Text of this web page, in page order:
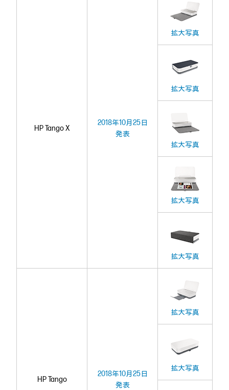
HP Tango X
2018年10月25日
発表
拡大写真
拡大写真
拡大写真
拡大写真
拡大写真
HP Tango
2018年10月25日
発表
拡大写真
拡大写真